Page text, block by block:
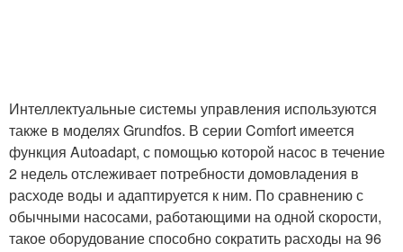
Интеллектуальные системы управления используются
также в моделях Grundfos. В серии Comfort имеется
функция Autoadapt, с помощью которой насос в течение
2 недель отслеживает потребности домовладения в
расходе воды и адаптируется к ним. По сравнению с
обычными насосами, работающими на одной скорости,
такое оборудование способно сократить расходы на 96